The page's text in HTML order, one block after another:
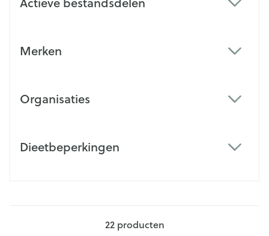
Merken
Organisaties
Dieetbeperkingen
22producten